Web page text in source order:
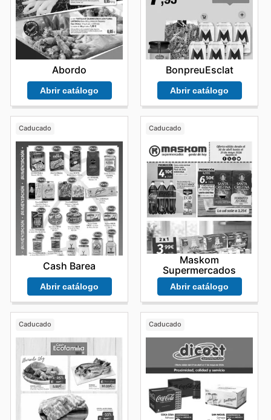
Abordo
Abrir catálogo
BonpreuEsclat
Abrir catálogo
Caducado
Cash Barea
Abrir catálogo
Caducado
Maskom
Supermercados
Abrir catálogo
Caducado Caducado